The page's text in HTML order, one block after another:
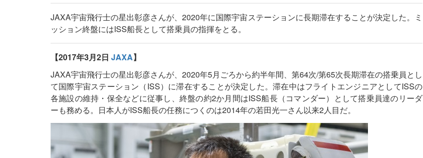
JAXA宇宙飛行士の星出彰彦さんが、2020年に国際宇宙ステーションに長期滞在することが決定した。ミ
ッション終盤にはISS船長として搭乗員の指揮をとる。
【2017年3月2日 JAXA】
JAXA宇宙飛行士の星出彰彦さんが、2020年5月ごろから約半年間、第64次/第65次長期滞在の搭乗員とし
て国際宇宙ステーション（ISS）に滞在することが決定した。滞在中はフライトエンジニアとしてISSの
各施設の維持・保全などに従事し、終盤の約2か月間はISS船長（コマンダー）として搭乗員達のリーダ
ーも務める。日本人がISS船長の任務につくのは2014年の若田光一さん以来2人目だ。